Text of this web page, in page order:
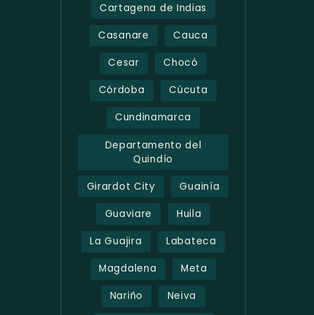
Cartagena de Indias
Casanare Cauca
Cesar Chocó
Córdoba Cúcuta
Cundinamarca
Departamento del
Quindío
Girardot City Guainía
Guaviare Huila
La Guajira Labateca
Magdalena Meta
Nariño Neiva